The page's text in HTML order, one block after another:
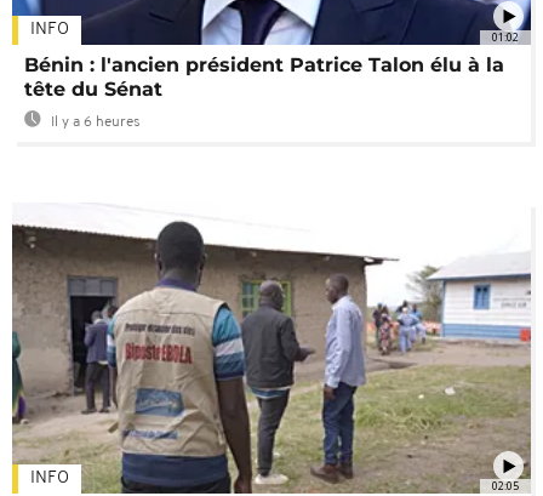
01:02
INFO
Bénin : l'ancien président Patrice Talon élu à la
tête du Sénat
Il y a 6 heures
02:05
INFO